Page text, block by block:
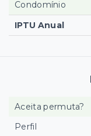
Condomínio
IPTU Anual
Aceita permuta?
Perfil